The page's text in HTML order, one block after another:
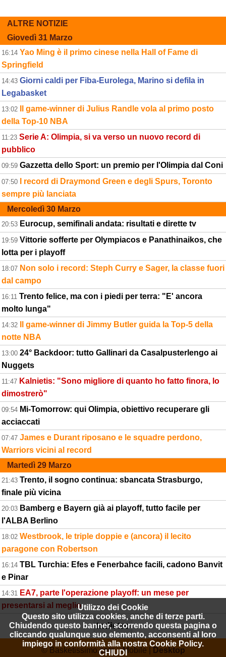
ALTRE NOTIZIE
Giovedì 31 Marzo
16:14 Yao Ming è il primo cinese nella Hall of Fame di
Springfield
14:43 Giorni caldi per Fiba-Eurolega, Marino si defila in
Legabasket
13:02
Il game-winner di Julius Randle vola al primo posto
della Top-10 NBA
11:23 Serie A: Olimpia, si va verso un nuovo record di
pubblico
09:59 Gazzetta dello Sport: un premio per l'Olimpia dal Coni
07:50
I record di Draymond Green e degli Spurs, Toronto
sempre più lanciata
Mercoledì 30 Marzo
20:53 Eurocup, semifinali andata: risultati e dirette tv
19:59 Vittorie sofferte per Olympiacos e Panathinaikos, che
lotta per i playoff
18:07 Non solo i record: Steph Curry e Sager, la classe fuori
dal campo
16:11 Trento felice, ma con i piedi per terra: "E' ancora
molto lunga"
14:32
Il game-winner di Jimmy Butler guida la Top-5 della
notte NBA
13:00 24° Backdoor: tutto Gallinari da Casalpusterlengo ai
Nuggets
11:47 Kalnietis: "Sono migliore di quanto ho fatto finora, lo
dimostrerò"
09:54 Mi-Tomorrow: qui Olimpia, obiettivo recuperare gli
acciaccati
07:47 James e Durant riposano e le squadre perdono,
Warriors vicini al record
Martedì 29 Marzo
21:43 Trento, il sogno continua: sbancata Strasburgo,
finale più vicina
20:03 Bamberg e Bayern già ai playoff, tutto facile per
l'ALBA Berlino
18:02 Westbrook, le triple doppie e (ancora) il lecito
paragone con Robertson
16:14 TBL Turchia: Efes e Fenerbahce facili, cadono Banvit
e Pinar
14:31 EA7, parte l'operazione playoff: un mese per
presentarsi al meglio
Indietro
© Basketissimo.com Mobile | Desktop
Utilizzo dei Cookie
Questo sito utilizza cookies, anche di terze parti.
Chiudendo questo banner, scorrendo questa pagina o
cliccando qualunque suo elemento, acconsenti al loro
impiego in conformità alla nostra Cookie Policy.
CHIUDI